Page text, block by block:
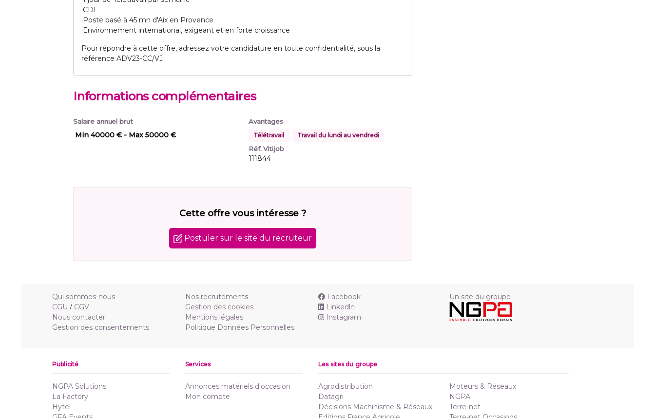
·CDI
·Poste basé à 45 mn d'Aix en Provence
·Environnement international, exigeant et en forte croissance
Pour répondre à cette offre, adressez votre candidature en toute confidentialité, sous la
référence ADV23-CC/VJ
Informations complémentaires
Salaire annuel brut
Min 40000 € - Max 50000 €
Avantages
Télétravail Travail du lundi au vendredi
Réf. Vitijob
111844
Cette offre vous intéresse ?
Postuler sur le site du recruteur
Qui sommes-nous
CGU / CGV
Nous contacter
Gestion des consentements
Nos recrutements
Gestion des cookies
Mentions légales
Politique Données Personnelles
Facebook
Linkedln
Instagram
Un site du groupe
Publicité
NGPA Solutions
La Factory
Hytel
Services
Annonces matériels d'occasion
Mon compte
Les sites du groupe
Agrodistribution
Datagri
Décisions Machinisme & Réseaux
Moteurs & Réseaux
NGPA
Terre-net